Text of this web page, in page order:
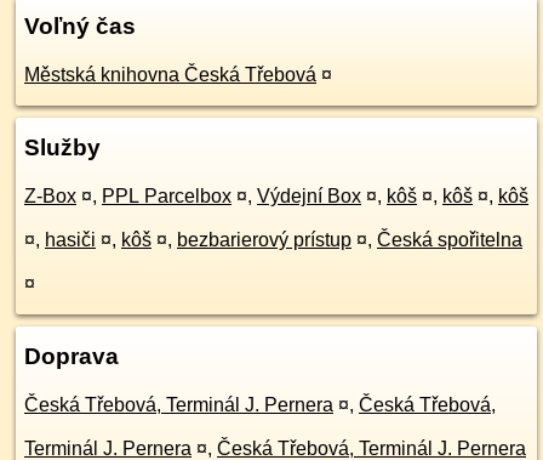
Voľný čas
Městská knihovna Česká Třebová ¤
Služby
Z-Box ¤, PPL Parcelbox ¤, Výdejní Box ¤, kôš ¤, kôš ¤, kôš
¤, hasiči ¤, kôš ¤, bezbarierový prístup ¤, Česká spořitelna
¤
Doprava
Česká Třebová, Terminál J. Pernera ¤, Česká Třebová,
Terminál J. Pernera ¤, Česká Třebová, Terminál J. Pernera